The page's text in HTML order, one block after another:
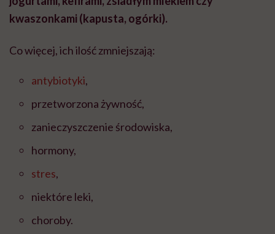
kwaszonkami (kapusta, ogórki).
Co więcej, ich ilość zmniejszają:
antybiotyki,
przetworzona żywność,
zanieczyszczenie środowiska,
hormony,
stres,
niektóre leki,
choroby.